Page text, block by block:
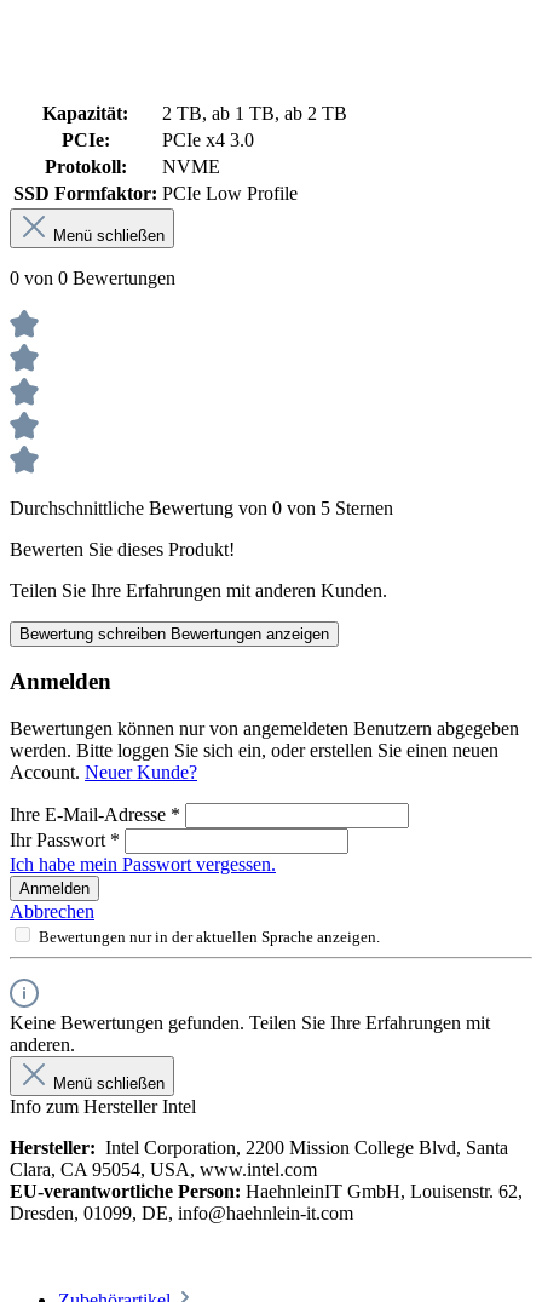
Kapazität:
2 TB, ab 1 TB, ab 2 TB
PCIe:
PCIe x4 3.0
Protokoll:
NVME
SSD Formfaktor: PCIe Low Profile
Menü schließen
0 von 0 Bewertungen
Durchschnittliche Bewertung von 0 von 5 Sternen
Bewerten Sie dieses Produkt!
Teilen Sie Ihre Erfahrungen mit anderen Kunden.
Bewertung schreiben Bewertungen anzeigen
Anmelden
Bewertungen können nur von angemeldeten Benutzern abgegeben
werden. Bitte loggen Sie sich ein, oder erstellen Sie einen neuen
Account. Neuer Kunde?
Ihre E-Mail-Adresse *
Ihr Passwort *
Ich habe mein Passwort vergessen.
Anmelden
Abbrechen
Bewertungen nur in der aktuellen Sprache anzeigen.
Keine Bewertungen gefunden. Teilen Sie Ihre Erfahrungen mit
anderen.
Menü schließen
Info zum Hersteller Intel
Hersteller: Intel Corporation, 2200 Mission College Blvd, Santa
Clara, CA 95054, USA, www.intel.com
EU-verantwortliche Person: HaehnleinIT GmbH, Louisenstr. 62,
Dresden, 01099, DE, info@haehnlein-it.com